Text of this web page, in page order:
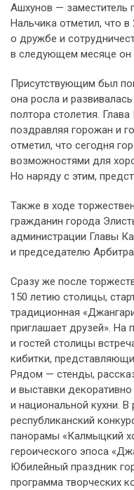
Ашхунов — заместитель
Нальчика отметил, что
о дружбе и
в следующем месяце он
Присутствующим был
она росла и
полтора столетия.
поздравляя горожан и
отметил, что сегодня
возможностями для
Но наряду с этим,
Также в ходе
гражданин города
администрации Главы
и председателю
Сразу же после
150 летию столицы,
традиционная
приглашает друзей».
и гостей столицы
кибитки,
Рядом — стенды,
и выставки
и национальной кухни.
республиканский
панорамы «Калмыцкий
героического эпоса
Юбилейный праздник
программа творческих